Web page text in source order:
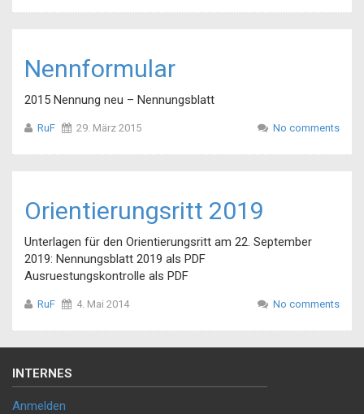
Nennformular
2015 Nennung neu – Nennungsblatt
RuF 29. März 2015 No comments
Orientierungsritt 2019
Unterlagen für den Orientierungsritt am 22. September
2019: Nennungsblatt 2019 als PDF
Ausruestungskontrolle als PDF
RuF 4. Mai 2014 No comments
INTERNES
Anmelden